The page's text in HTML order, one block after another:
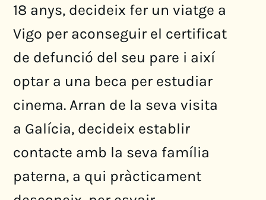
18 anys, decideix fer un viatge a
Vigo per aconseguir el certificat
de defunció del seu pare i així
optar a una beca per estudiar
cinema. Arran de la seva visita
a Galícia, decideix establir
contacte amb la seva família
paterna, a qui pràcticament